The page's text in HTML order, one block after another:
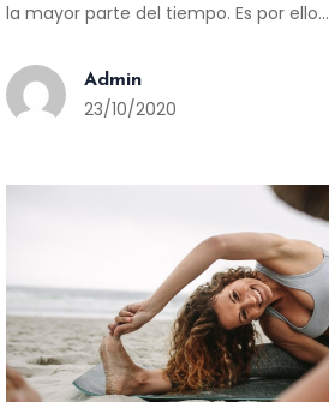
la mayor parte del tiempo. Es por ello…
Admin
23/10/2020